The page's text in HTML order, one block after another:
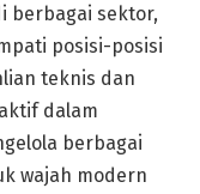
berbagai sektor,
posisi-posisi
teknis dan
dalam
berbagai
wajah modern